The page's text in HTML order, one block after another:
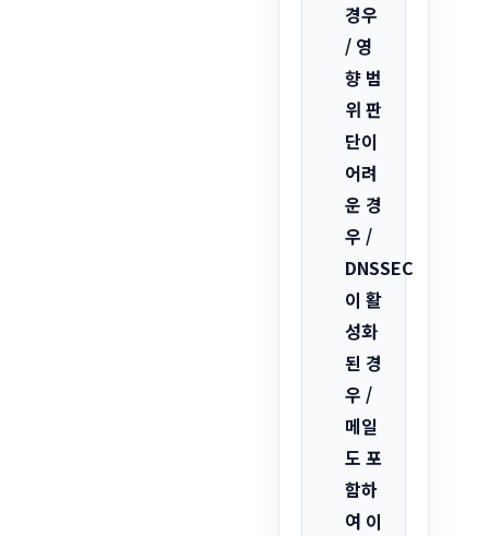
경우
/ 영
향 범
위 판
단이
어려
운 경
우 /
DNSSEC
이 활
성화
된 경
우 /
메일
도 포
함하
여 이